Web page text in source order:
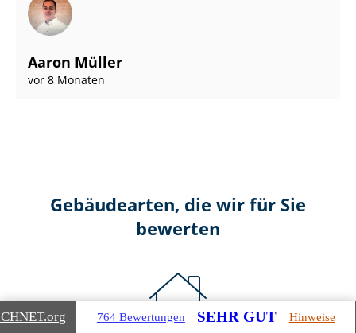
Aaron Müller
vor 8 Monaten
Gebäudearten, die wir für Sie
bewerten
.org 764 Bewertungen SEHR GUT Hinweise